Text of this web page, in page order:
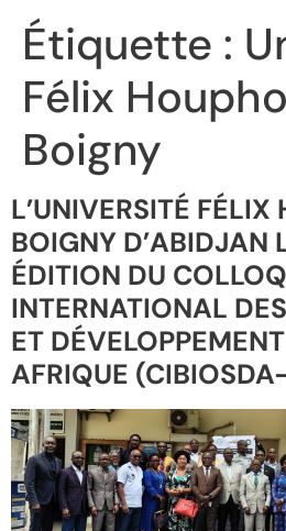
Étiquette :
Félix
Boigny
L’UNIVERSITÉ
BOIGNY D’ABIDJAN
ÉDITION DU
INTERNATIONAL
ET
AFRIQUE